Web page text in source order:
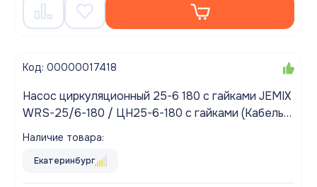
Код: 00000017418
Насос циркуляционный 25-6 180 с гайками JEMIX
WRS-25/6-180 / ЦН25-6-180 с гайками (Кабель
60 см с ЕВРОВИЛКОЙ)
Наличие товара:
Екатеринбург